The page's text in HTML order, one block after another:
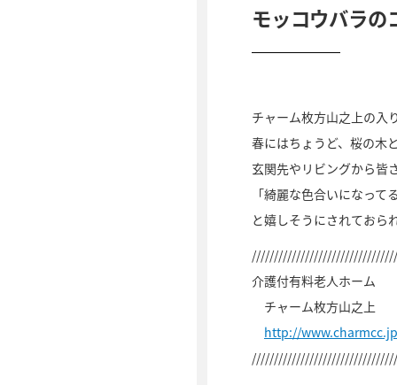
モッコウバラ
チャーム枚方山之上の入
春にはちょうど、桜の木
玄関先やリビングから皆
「綺麗な色合いになって
と嬉しそうにされておら
介護付有料老人ホーム
チャーム枚方山之上
http://